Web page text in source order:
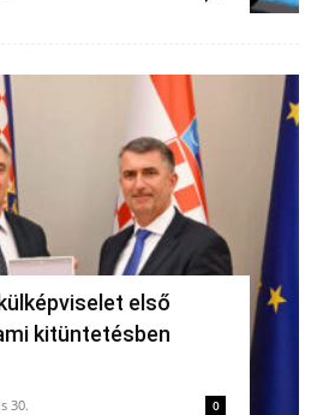
első
kitüntetésben
30. 0